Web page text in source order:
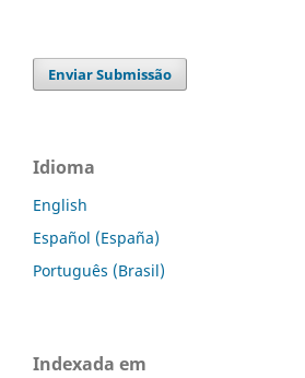
Enviar Submissão
Idioma
English
Español (España)
Português (Brasil)
Indexada em